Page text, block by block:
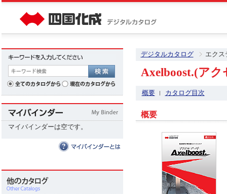
デジタルカタログ エク
Axelboost.(ア
概要 カタログ目次
概要
マイバインダーは空です。